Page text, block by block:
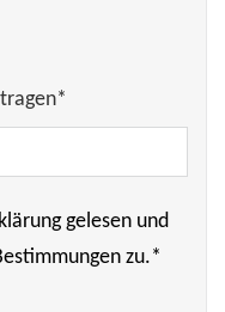
gelesen und
zu.*